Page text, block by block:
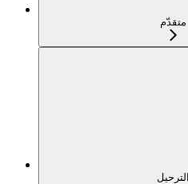
متقدّم
الترحيل